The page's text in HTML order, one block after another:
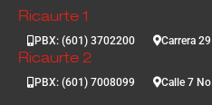
Ricaurte 1
PBX: (601) 3702200 Carrera
Ricaurte 2
PBX: (601) 7008099 Calle 7